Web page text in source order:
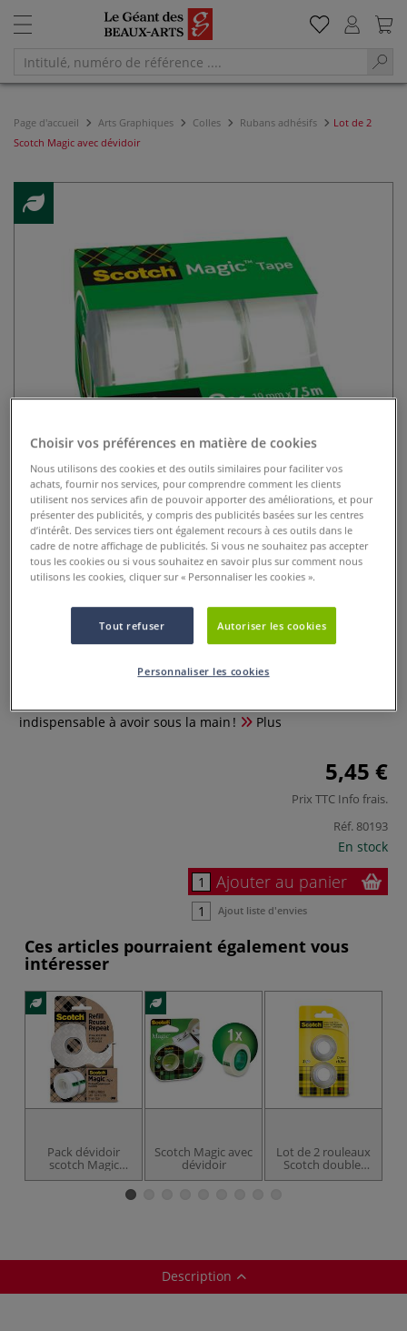
Page d'accueil Arts Graphiques Colles Rubans adhésifs
Lot de 2
Scotch Magic avec dévidoir
Lot de 2 Scotch Magic avec
dévidoir
0 Commentaires
Le scotch Magic avec dévidoir est l’outil parfait pour toutes
indispensable à avoir sous la main !
Plus
5,45 €
Prix TTC Info frais.
Réf. 80193
En stock
Ajouter au panier
Ajout liste d'envies
Ces articles pourraient également vous
intéresser
Pack dévidoir
scotch Magic
édition spéciale
Scotch Magic avec
dévidoir
Lot de 2 rouleaux
Scotch double-
face
Description
Choisir vos préférences en matière de cookies
Nous utilisons des cookies et des outils similaires pour faciliter vos
achats, fournir nos services, pour comprendre comment les clients
utilisent nos services afin de pouvoir apporter des améliorations, et pour
présenter des publicités, y compris des publicités basées sur les centres
d’intérêt. Des services tiers ont également recours à ces outils dans le
cadre de notre affichage de publicités. Si vous ne souhaitez pas accepter
tous les cookies ou si vous souhaitez en savoir plus sur comment nous
utilisons les cookies, cliquer sur « Personnaliser les cookies ».
Tout refuser Autoriser les cookies
Personnaliser les cookies